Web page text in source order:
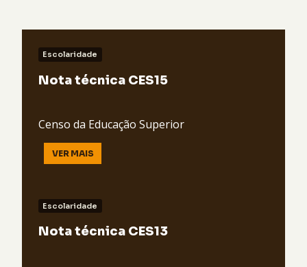
Escolaridade
Nota técnica CES15
Censo da Educação Superior
VER MAIS
Escolaridade
Nota técnica CES13